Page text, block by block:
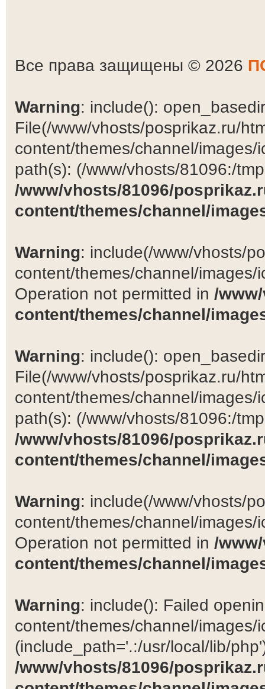
Все права защищены © 2026
Warning: include():
File(/www/vhosts/posprikaz.ru/
content/themes/channel/
path(s): (/www/vhosts/81096:/
/www/vhosts/81096/
content/themes/channel/
Warning: include(/www/vhosts/
content/themes/channel/
Operation not permitted in /
content/themes/channel/
Warning: include():
File(/www/vhosts/posprikaz.ru/
content/themes/channel/
path(s): (/www/vhosts/81096:/
/www/vhosts/81096/
content/themes/channel/
Warning: include(/www/vhosts/
content/themes/channel/
Operation not permitted in /
content/themes/channel/
Warning: include(): Failed
content/themes/channel/images/
(include_path='.:/usr/local/lib/
/www/vhosts/81096/